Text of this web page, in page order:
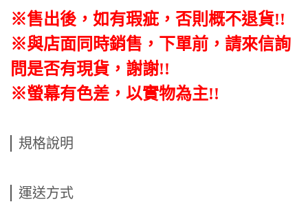
※售出後 ，如有瑕疵 ，否則概不退貨!!
※與店面同時銷售 ， 下單前 ， 請來信詢
問是否有現貨，謝謝!!
※螢幕有色差，以實物為主!!
規格說明
運送方式